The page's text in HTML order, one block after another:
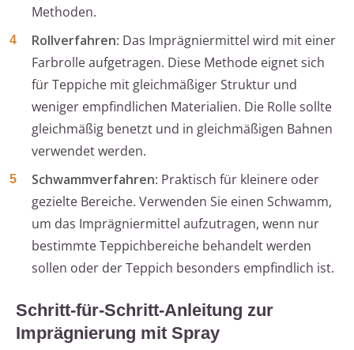
Methoden.
Rollverfahren: Das Imprägniermittel wird mit einer
Farbrolle aufgetragen. Diese Methode eignet sich
für Teppiche mit gleichmäßiger Struktur und
weniger empfindlichen Materialien. Die Rolle sollte
gleichmäßig benetzt und in gleichmäßigen Bahnen
verwendet werden.
Schwammverfahren: Praktisch für kleinere oder
gezielte Bereiche. Verwenden Sie einen Schwamm,
um das Imprägniermittel aufzutragen, wenn nur
bestimmte Teppichbereiche behandelt werden
sollen oder der Teppich besonders empfindlich ist.
Schritt-für-Schritt-Anleitung zur
Imprägnierung mit Spray